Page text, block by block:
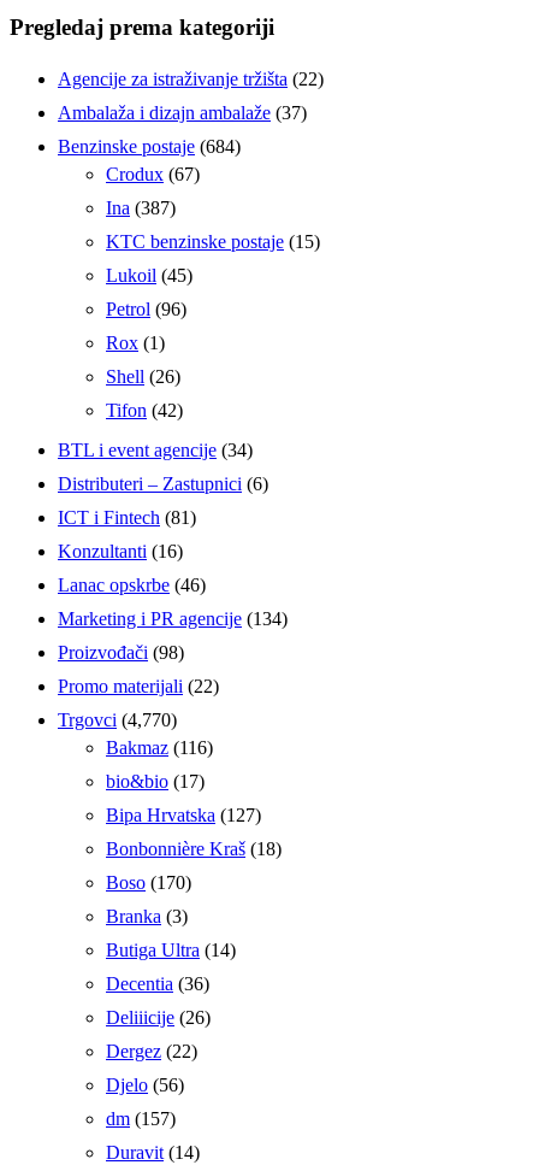
Pregledaj prema kategoriji
Agencije za istraživanje tržišta (22)
Ambalaža i dizajn ambalaže (37)
Benzinske postaje (684)
Crodux (67)
Ina (387)
KTC benzinske postaje (15)
Lukoil (45)
Petrol (96)
Rox (1)
Shell (26)
Tifon (42)
BTL i event agencije (34)
Distributeri – Zastupnici (6)
ICT i Fintech (81)
Konzultanti (16)
Lanac opskrbe (46)
Marketing i PR agencije (134)
Proizvođači (98)
Promo materijali (22)
Trgovci (4,770)
Bakmaz (116)
bio&bio (17)
Bipa Hrvatska (127)
Bonbonnière Kraš (18)
Boso (170)
Branka (3)
Butiga Ultra (14)
Decentia (36)
Deliiicije (26)
Dergez (22)
Djelo (56)
dm (157)
Duravit (14)